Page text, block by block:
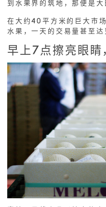
到水果界的筑地，那便是大
在大约40平方米的巨大市
水果，一天的交易量甚至
早上7点擦亮眼睛